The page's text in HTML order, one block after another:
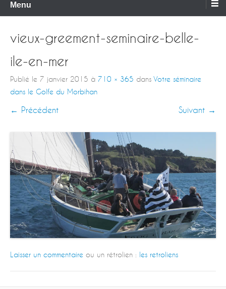
Menu
vieux-greement-seminaire-belle-
ile-en-mer
Publié le 7 janvier 2015 à 710 × 365 dans Votre séminaire
dans le Golfe du Morbihan
← Précédent Suivant →
Laisser un commentaire ou un rétrolien : les retroliens